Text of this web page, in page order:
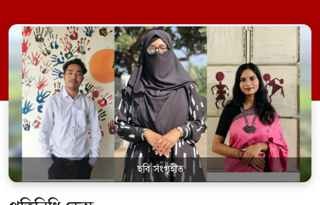
গণতান্ত্রিক অধিকার থেকে বঞ্চিত ছিলেন। তবে
শিক্ষার্থীদের আন্দোলন ও ধারাবাহিক দাবি-
দাওয়ার প্রেক্ষিতে বিশ্ববিদ্যালয় প্রশাসন ছাত্র
সংসদ নির্বাচনের উদ্যোগ গ্রহণ করেছে। সম্প্রতি
প্রশাসন শিক্ষার্থীদের সঙ্গে একাধিক উন্মুক্ত
আলোচনার […]
ছবি সংগৃহীত